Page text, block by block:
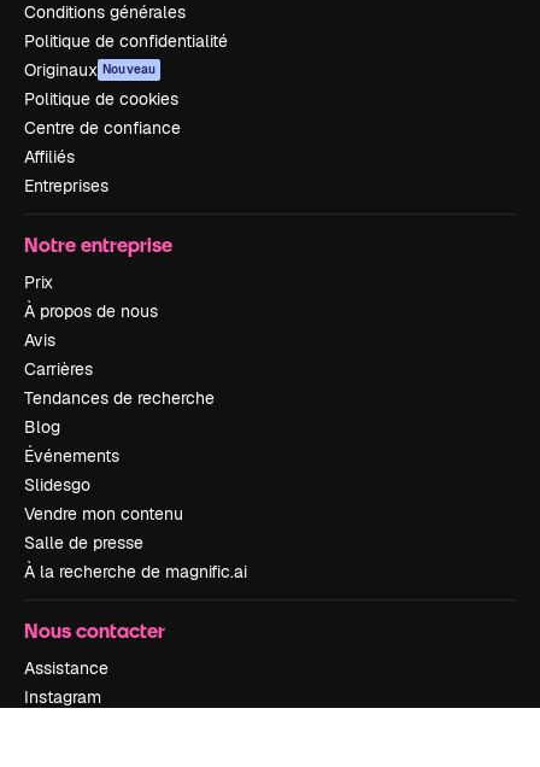
Conditions générales
Politique de confidentialité
Originaux Nouveau
Politique de cookies
Centre de confiance
Affiliés
Entreprises
Notre entreprise
Prix
À propos de nous
Avis
Carrières
Tendances de recherche
Blog
Événements
Slidesgo
Vendre mon contenu
Salle de presse
À la recherche de magnific.ai
Nous contacter
Assistance
Instagram